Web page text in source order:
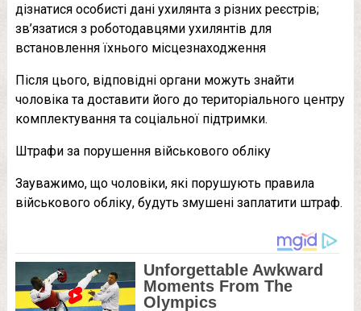
дізнатися особисті дані ухилянта з різних реєстрів;
зв’язатися з роботодавцями ухилянтів для
встановлення їхнього місцезнаходження
Після цього, відповідні органи можуть знайти
чоловіка та доставити його до територіального центру
комплектування та соціальної підтримки.
Штрафи за порушення військового обліку
Зауважимо, що чоловіки, які порушують правила
військового обліку, будуть змушені заплатити штраф.